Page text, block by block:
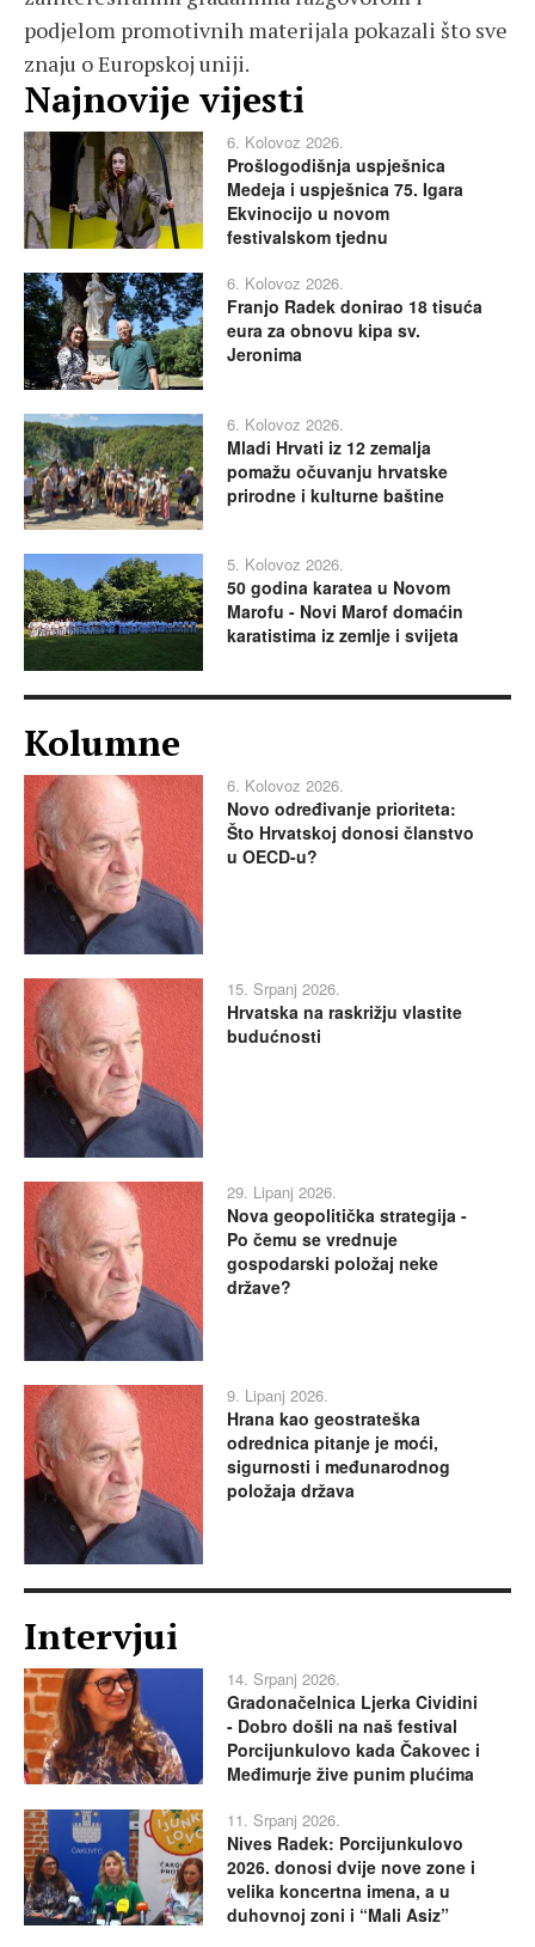
podjelom promotivnih materijala pokazali što sve
znaju o Europskoj uniji.
Najnovije vijesti
6. Kolovoz 2026.
Prošlogodišnja uspješnica
Medeja i uspješnica 75. Igara
Ekvinocijo u novom
festivalskom tjednu
6. Kolovoz 2026.
Franjo Radek donirao 18 tisuća
eura za obnovu kipa sv.
Jeronima
6. Kolovoz 2026.
Mladi Hrvati iz 12 zemalja
pomažu očuvanju hrvatske
prirodne i kulturne baštine
5. Kolovoz 2026.
50 godina karatea u Novom
Marofu - Novi Marof domaćin
karatistima iz zemlje i svijeta
Kolumne
6. Kolovoz 2026.
Novo određivanje prioriteta:
Što Hrvatskoj donosi članstvo
u OECD-u?
15. Srpanj 2026.
Hrvatska na raskrižju vlastite
budućnosti
29. Lipanj 2026.
Nova geopolitička strategija -
Po čemu se vrednuje
gospodarski položaj neke
države?
9. Lipanj 2026.
Hrana kao geostrateška
odrednica pitanje je moći,
sigurnosti i međunarodnog
položaja država
Intervjui
14. Srpanj 2026.
Gradonačelnica Ljerka Cividini
- Dobro došli na naš festival
Porcijunkulovo kada Čakovec i
Međimurje žive punim plućima
11. Srpanj 2026.
Nives Radek: Porcijunkulovo
2026. donosi dvije nove zone i
velika koncertna imena, a u
duhovnoj zoni i “Mali Asiz”